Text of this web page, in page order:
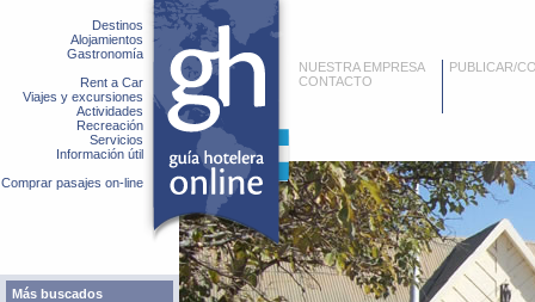
Destinos
Alojamientos
Gastronomía
Rent a Car
Viajes y excursiones
Actividades
Recreación
Servicios
Información útil
Comprar pasajes on-line
Más buscados
NUESTRA EMPRESA
CONTACTO
PUBLICAR/